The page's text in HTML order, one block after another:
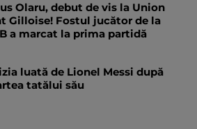
Olaru, debut de vis la Union
Gilloise! Fostul jucător de la
a marcat la prima partidă
luată de Lionel Messi după
tatălui său